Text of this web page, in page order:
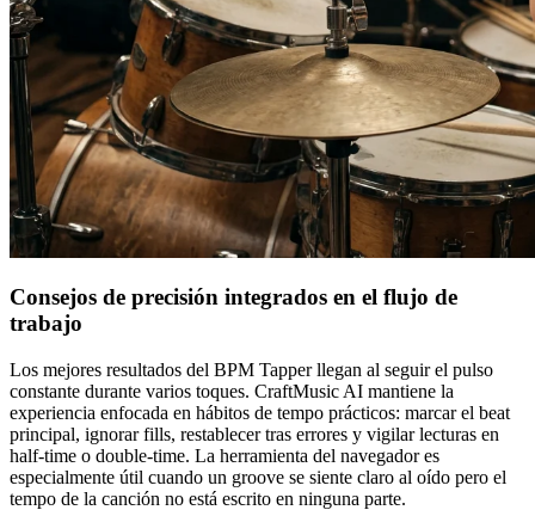
Consejos de precisión integrados en el flujo de
trabajo
Los mejores resultados del BPM Tapper llegan al seguir el pulso
constante durante varios toques. CraftMusic AI mantiene la
experiencia enfocada en hábitos de tempo prácticos: marcar el beat
principal, ignorar fills, restablecer tras errores y vigilar lecturas en
half-time o double-time. La herramienta del navegador es
especialmente útil cuando un groove se siente claro al oído pero el
tempo de la canción no está escrito en ninguna parte.